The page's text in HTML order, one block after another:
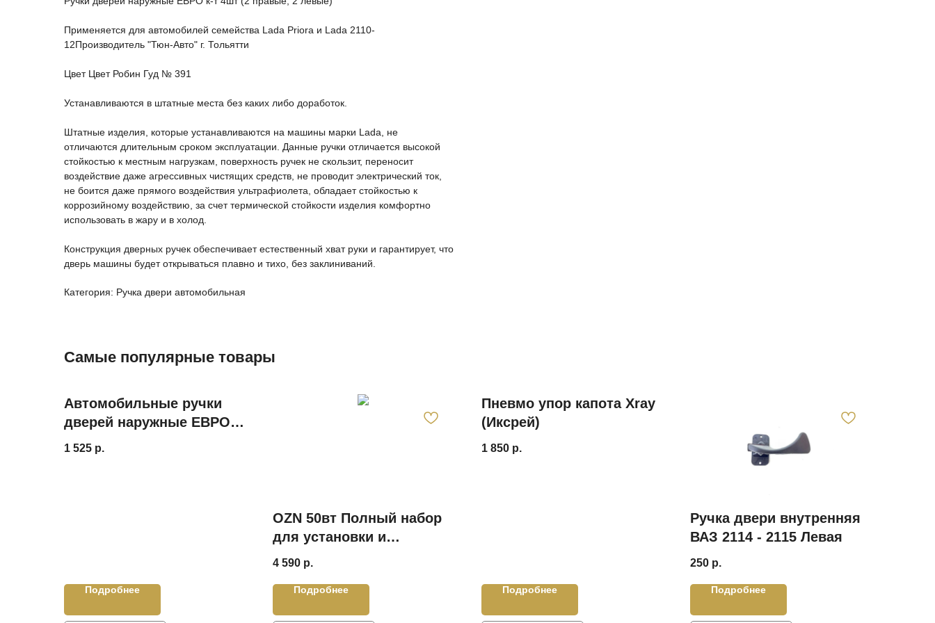
Применяется для автомобилей семейства Lada Priora и Lada 2110-
12Производитель "Тюн-Авто" г. Тольятти
Цвет Цвет Робин Гуд № 391
Устанавливаются в штатные места без каких либо доработок.
Штатные изделия, которые устанавливаются на машины марки Lada, не
отличаются длительным сроком эксплуатации. Данные ручки отличается высокой
стойкостью к местным нагрузкам, поверхность ручек не скользит, переносит
воздействие даже агрессивных чистящих средств, не проводит электрический ток,
не боится даже прямого воздействия ультрафиолета, обладает стойкостью к
коррозийному воздействию, за счет термической стойкости изделия комфортно
использовать в жару и в холод.
Конструкция дверных ручек обеспечивает естественный хват руки и гарантирует, что
дверь машины будет открываться плавно и тихо, без заклиниваний.
Категория: Ручка двери автомобильная
Самые популярные товары
Автомобильные ручки
дверей наружные ЕВРО
РЫСЬ к-т 4шт. для ВАЗ
1 525 р.
Подробнее
OZN 50вт Полный набор
для установки и
подключения
противотуманных фар
LED 50W Lada Largus
Лада Ларгус
4 590 р.
Подробнее
Пневмо упор капота Xray
(Иксрей)
1 850 р.
Подробнее
Ручка двери внутренняя
ВАЗ 2114 - 2115 Левая
250 р.
Подробнее